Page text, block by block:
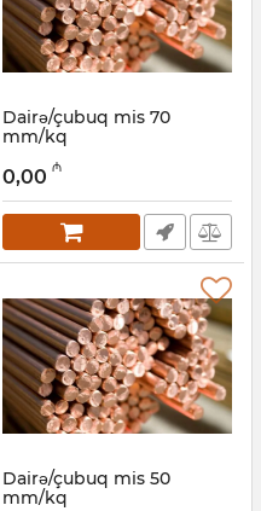
Dairə/çubuq mis 70
mm/kq
030001024
0,00 ₼
Dairə/çubuq mis 50
mm/kq